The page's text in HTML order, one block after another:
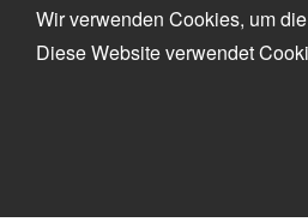
Wir verwenden Cookies, um
Diese Website verwendet